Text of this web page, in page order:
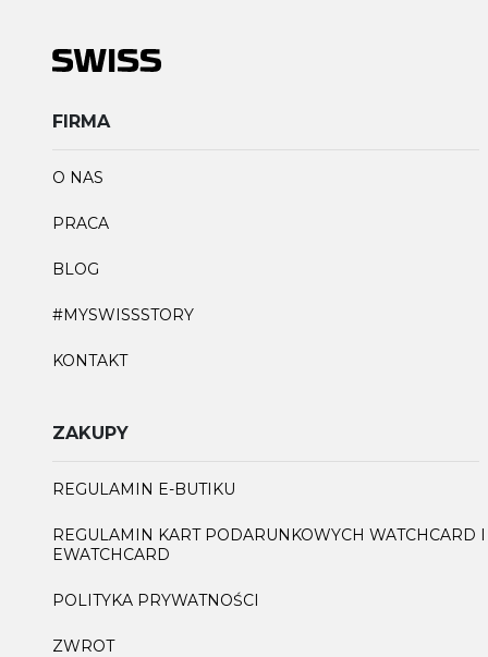
FIRMA
O NAS
PRACA
BLOG
#MYSWISSSTORY
KONTAKT
ZAKUPY
REGULAMIN E-BUTIKU
REGULAMIN KART PODARUNKOWYCH WATCHCARD I
EWATCHCARD
POLITYKA PRYWATNOŚCI
ZWROT